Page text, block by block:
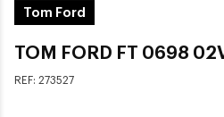
Tom Ford
TOM FORD FT 0698
REF: 273527